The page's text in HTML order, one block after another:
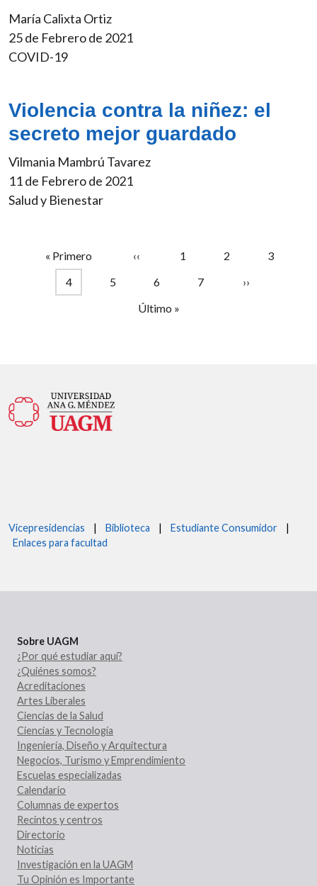
María Calixta Ortiz
25 de Febrero de 2021
COVID-19
Violencia contra la niñez: el
secreto mejor guardado
Vilmania Mambrú Tavarez
11 de Febrero de 2021
Salud y Bienestar
Paginación
Primera página
« Primero Página anterior
‹‹ Página
1 Página
2 Página
3
Página actual
4 Página
5 Página
6 Página
7 Siguiente
››
Última página
Último »
Vicepresidencias | Biblioteca | Estudiante Consumidor |
Enlaces para facultad
Sobre UAGM
¿Por qué estudiar aquí?
¿Quiénes somos?
Acreditaciones
Artes Liberales
Ciencias de la Salud
Ciencias y Tecnología
Ingeniería, Diseño y Arquitectura
Negocios, Turismo y Emprendimiento
Escuelas especializadas
Calendario
Columnas de expertos
Recintos y centros
Directorio
Noticias
Investigación en la UAGM
Tu Opinión es Importante